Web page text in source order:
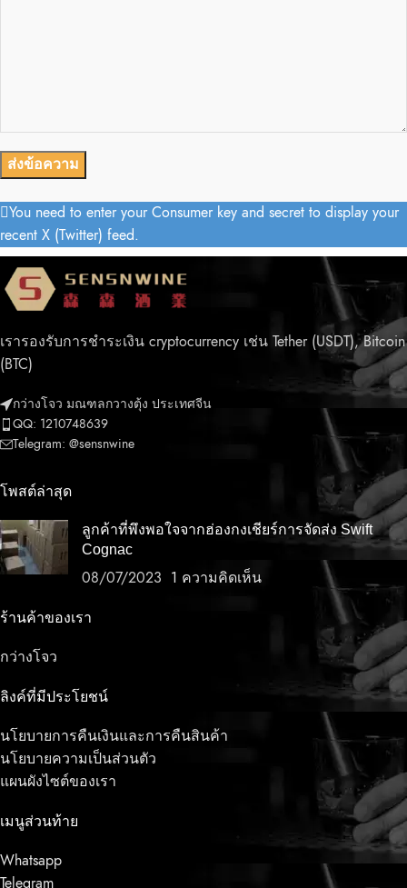
You need to enter your Consumer key and secret to display your
recent X (Twitter) feed.
เรารองรับการชำระเงิน cryptocurrency เช่น Tether (USDT), Bitcoin
(BTC)
กว่างโจว มณฑลกวางตุ้ง ประเทศจีน
QQ: 1210748639
Telegram: @sensnwine
โพสต์ล่าสุด
ลูกค้าที่พึงพอใจจากฮ่องกงเชียร์การจัดส่ง Swift
Cognac
08/07/2023 1 ความคิดเห็น
ร้านค้าของเรา
กว่างโจว
ลิงค์ที่มีประโยชน์
นโยบายการคืนเงินและการคืนสินค้า
นโยบายความเป็นส่วนตัว
แผนผังไซต์ของเรา
เมนูส่วนท้าย
Whatsapp
Telegram